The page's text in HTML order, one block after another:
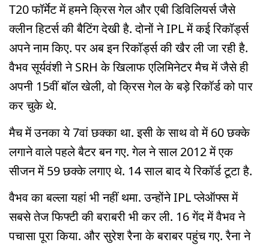
T20 फॉर्मेट में हमने क्रिस गेल और एबी डिविलियर्स जैसे
क्लीन हिटर्स की बैटिंग देखी है. दोनों ने IPL में कई रिकॉर्ड्स
अपने नाम किए. पर अब इन रिकॉर्ड्स की खैर ली जा रही है.
वैभव सूर्यवंशी ने SRH के खिलाफ एलिमिनेटर मैच में जैसे ही
अपनी 15वीं बॉल खेली, वो क्रिस गेल के बड़े रिकॉर्ड को पार
कर चुके थे.
मैच में उनका ये 7वां छक्का था. इसी के साथ वो में 60 छक्के
लगाने वाले पहले बैटर बन गए. गेल ने साल 2012 में एक
सीजन में 59 छक्के लगाए थे. 14 साल बाद ये रिकॉर्ड टूटा है.
वैभव का बल्ला यहां भी नहीं थमा. उन्होंने IPL प्लेऑफ्स में
सबसे तेज फिफ्टी की बराबरी भी कर ली. 16 गेंद में वैभव ने
पचासा पूरा किया. और सुरेश रैना के बराबर पहुंच गए. रैना ने